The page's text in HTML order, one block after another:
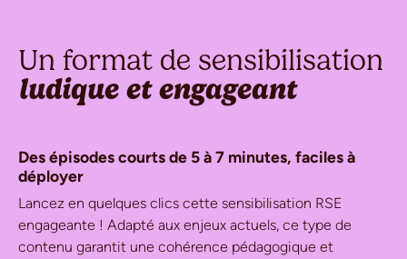
Un format de sensibilisation
ludique et engageant
Des épisodes courts de 5 à 7 minutes, faciles à
déployer
Lancez en quelques clics cette sensibilisation RSE
engageante ! Adapté aux enjeux actuels, ce type de
contenu garantit une cohérence pédagogique et